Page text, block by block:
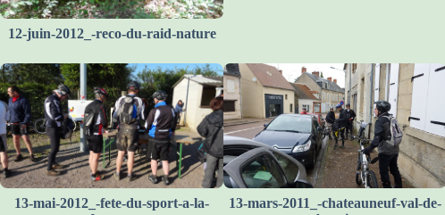
12-juin-2012_-reco-du-raid-nature
13-mai-2012_-fete-du-sport-a-la-
13-mars-2011_-chateauneuf-val-de-